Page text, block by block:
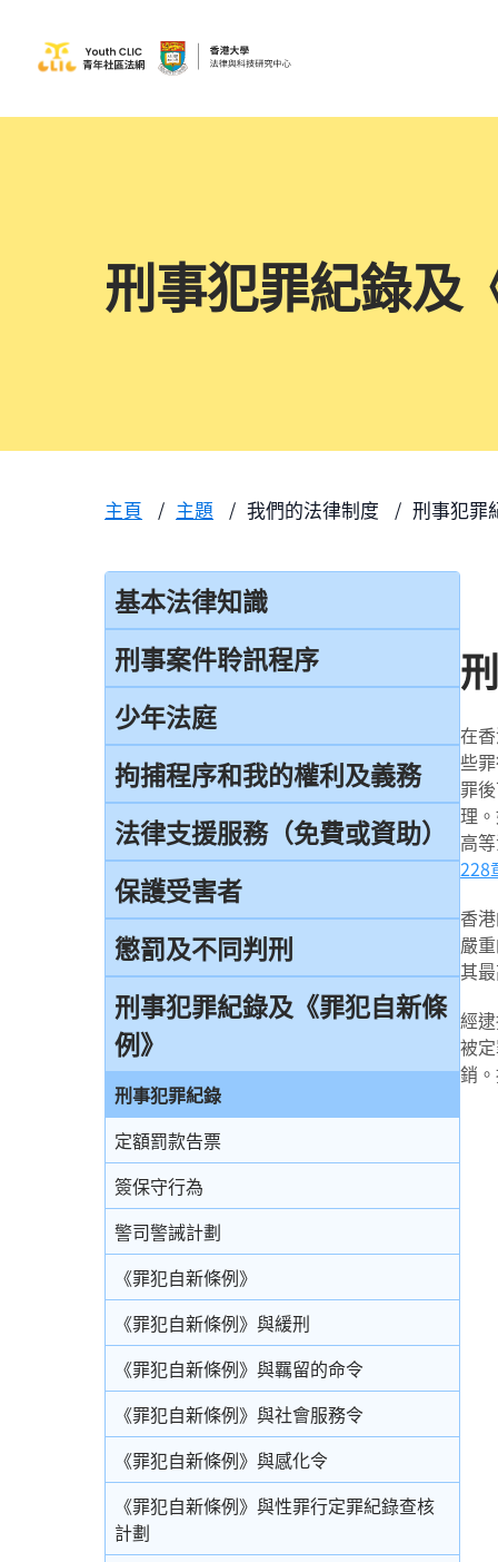
刑事犯罪紀錄及
主頁 主題 我們的法律制度 刑事犯罪
基本法律知識
法治
香港法律來源
刑事訴訟及民事訴訟
事務律師與大律師
簡介律政司
香港法院及司法機構
刑事案件聆訊程序
刑事案件一般聆訊程序
經公訴程序定罪及經簡易程序定罪
首次聆訊
認罪
求情及判刑
認罪對判刑的影響
不認罪
審訊
結案陳詞及裁決
由陪審團審訊
上訴
少年法庭
少年法庭的司法管轄權
保護少年罪犯
少年法庭的聆訊程序
少年罪犯懲罰的限制
判刑原則
判刑
拘捕程序和我的權利及義務
引言
在公眾地方被警察截停和查問
在公眾地方被警察截停和搜身
緘默權
拒絕與警方合作的後果
拘捕
被捕後的權利
扣留被捕人士
錄取供詞
在警署及法庭分隔少年人
被捕人士保釋
投訴警察
法律支援服務（免費或資助）
簡介本港部分法律援助
刑事訴訟法律援助計劃
當值律師計劃
免費法律諮詢計劃
免費法律諮詢計劃——不提供服務的案件類
別
電話法律諮詢計劃
保護受害者
受害者的權利
兒童證人
無助證人 / 易受傷害的證人
錄影紀錄證據
以電視直播聯繫提供證據
書面供詞
懲罰及不同判刑
引言
監禁
緩刑
社會服務令
感化令
勞教中心
教導所
更生中心
感化院
羈留院
醫院令
戒毒所令
罰款
刑事犯罪紀錄及《罪犯自新條
例》
刑事犯罪紀錄
定額罰款告票
簽保守行為
警司警誡計劃
《罪犯自新條例》
《罪犯自新條例》與緩刑
《罪犯自新條例》與羈留的命令
《罪犯自新條例》與社會服務令
《罪犯自新條例》與感化令
《罪犯自新條例》與性罪行定罪紀錄查核
計劃
在
些
罪
理
高
228
香
嚴
其
經
被
銷